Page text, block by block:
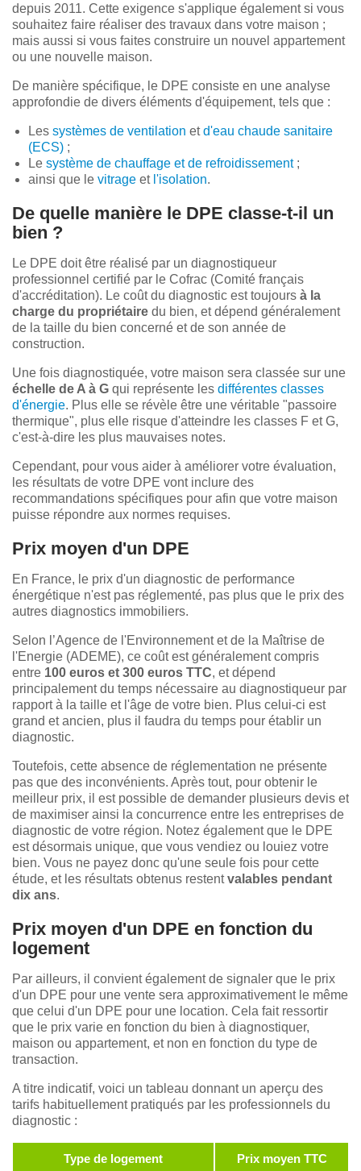
depuis 2011. Cette exigence s'applique également si vous
souhaitez faire réaliser des travaux dans votre maison ;
mais aussi si vous faites construire un nouvel appartement
ou une nouvelle maison.
De manière spécifique, le DPE consiste en une analyse
approfondie de divers éléments d'équipement, tels que :
Les systèmes de ventilation etd'eau chaude sanitaire
(ECS) ;
Le système de chauffage et de refroidissement;
ainsi que le vitrage et l'isolation.
De quelle manière le DPE classe-t-il un
bien ?
Le DPE doit être réalisé par un diagnostiqueur
professionnel certifié par le Cofrac (Comité français
d'accréditation). Le coût du diagnostic est toujours à la
charge du propriétaire du bien, et dépend généralement
de la taille du bien concerné et de son année de
construction.
Une fois diagnostiquée, votre maison sera classée sur une
échelle de A à G qui représente les différentes classes
d'énergie. Plus elle se révèle être une véritable "passoire
thermique", plus elle risque d'atteindre les classes F et G,
c'est-à-dire les plus mauvaises notes.
Cependant, pour vous aider à améliorer votre évaluation,
les résultats de votre DPE vont inclure des
recommandations spécifiques pour afin que votre maison
puisse répondre aux normes requises.
Prix moyen d'un DPE
En France, le prix d'un diagnostic de performance
énergétique n'est pas réglementé, pas plus que le prix des
autres diagnostics immobiliers.
Selon l’Agence de l'Environnement et de la Maîtrise de
l'Energie (ADEME), ce coût est généralement compris
entre 100 euros et 300 euros TTC, et dépend
principalement du temps nécessaire au diagnostiqueur par
rapport à la taille et l'âge de votre bien. Plus celui-ci est
grand et ancien, plus il faudra du temps pour établir un
diagnostic.
Toutefois, cette absence de réglementation ne présente
pas que des inconvénients. Après tout, pour obtenir le
meilleur prix, il est possible de demander plusieurs devis et
de maximiser ainsi la concurrence entre les entreprises de
diagnostic de votre région. Notez également que le DPE
est désormais unique, que vous vendiez ou louiez votre
bien. Vous ne payez donc qu'une seule fois pour cette
étude, et les résultats obtenus restentvalables pendant
dix ans.
Prix moyen d'un DPE en fonction du
logement
Par ailleurs, il convient également de signaler que le prix
d'un DPE pour une vente sera approximativement le même
que celui d'un DPE pour une location. Cela fait ressortir
que le prix varie en fonction du bien à diagnostiquer,
maison ou appartement, et non en fonction du type de
transaction.
A titre indicatif, voici un tableau donnant un aperçu des
tarifs habituellement pratiqués par les professionnels du
diagnostic :
Type de logement Prix moyen TTC